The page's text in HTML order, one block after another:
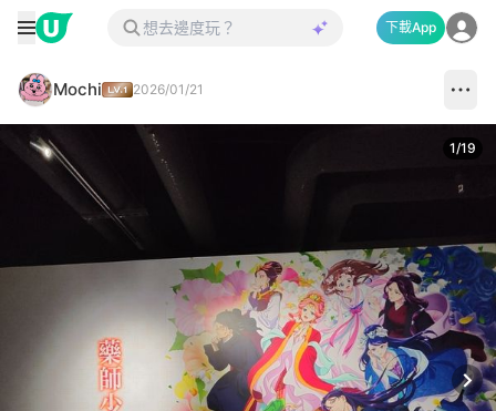
下載App
Mochi 2026/01/21
1/19